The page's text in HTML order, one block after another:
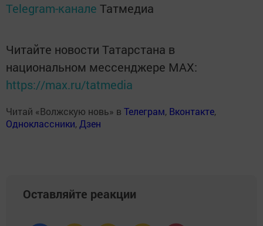
Telegram-канале Татмедиа
Читайте новости Татарстана в
национальном мессенджере MАХ:
https://max.ru/tatmedia
Читай «Волжскую новь» в Телеграм, Вконтакте,
Одноклассники,Дзен
Оставляйте реакции